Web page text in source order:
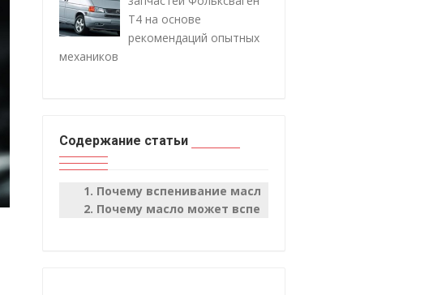
Т4 на основе
рекомендаций опытных
механиков
Содержание статьи
Почему вспенивание масла – опасно
Почему масло может вспениваться